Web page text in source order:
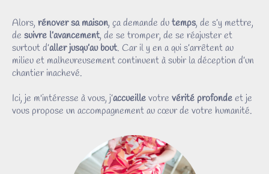
Alors, rénover sa maison, ça demande dutemps, de s’y mettre,
de suivre l’avancement, de se tromper, de se réajuster et
surtout d’aller jusqu’au bout. Car il y en a qui s’arrêtent au
milieu et malheureusement continuent à subir la déception d’un
chantier inachevé.
Ici, je m'intéresse à vous, j’accueillevotre vérité profondeet je
vous propose un accompagnement au cœur de votre humanité.